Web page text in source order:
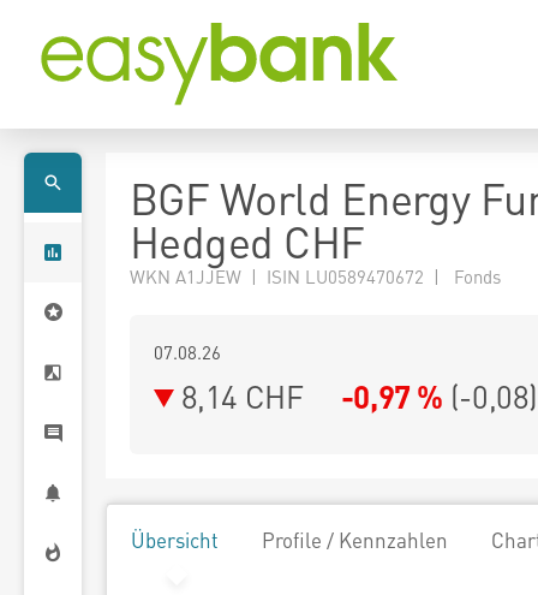
BGF World Energy
Hedged CHF
WKN A1JJEW | ISIN LU0589470672 | Fonds
07.08.26
8,14 CHF -0,97 % (-0,08)
Übersicht Profile / Kennzahlen